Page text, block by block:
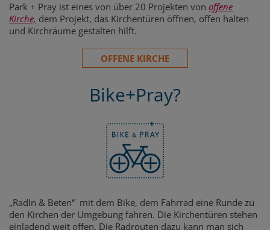
Park + Pray ist eines von über 20 Projekten von offene
Kirche, dem Projekt, das Kirchentüren öffnen, offen halten
und Kirchräume gestalten hilft.
OFFENE KIRCHE
Bike+Pray?
„Radln & Beten“ mit dem Bike, dem Fahrrad eine Runde zu
den Kirchen der Umgebung fahren. Die Kirchentüren stehen
einladend weit offen. Die Radrouten dazu kann man sich